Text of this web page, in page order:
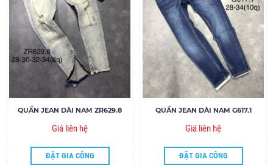
QUẦN JEAN DÀI NAM ZR629.8
Giá liên hệ
ĐẶT GIA CÔNG
QUẦN JEAN DÀI NAM G617.1
Giá liên hệ
ĐẶT GIA CÔNG